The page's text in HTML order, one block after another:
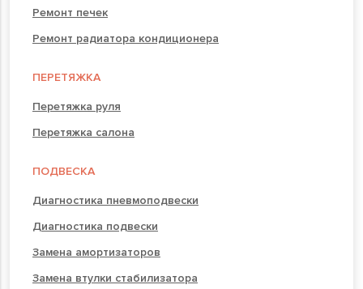
Ремонт печек
Ремонт радиатора кондиционера
ПЕРЕТЯЖКА
Перетяжка руля
Перетяжка салона
ПОДВЕСКА
Диагностика пневмоподвески
Диагностика подвески
Замена амортизаторов
Замена втулки стабилизатора